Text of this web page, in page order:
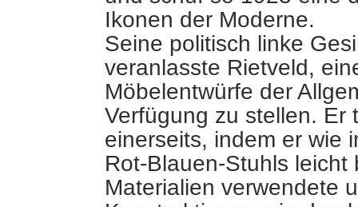
Ikonen der Moderne.
Seine politisch linke
veranlasste Rietveld,
Möbelentwürfe der
Verfügung zu stellen. Er
einerseits, indem er wie
Rot-Blauen-Stuhls leicht
Materialien verwendete